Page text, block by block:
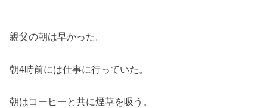
親父の朝は早かった。
朝4時前には仕事に行っていた。
朝はコーヒーと共に煙草を吸う。